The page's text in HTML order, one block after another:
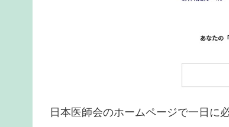
日本医師会のホームページで一日に